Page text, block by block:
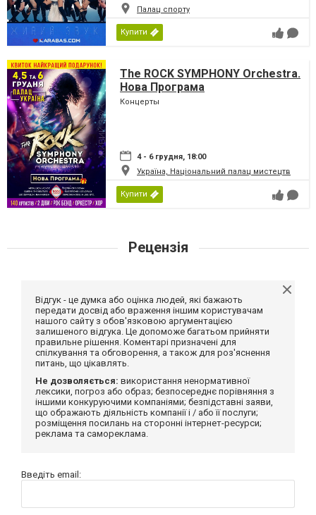
Палац спорту
Купити
The ROCK SYMPHONY Orchestra.
Нова Програма
Концерты
4 - 6 грудня, 18:00
Україна, Національний палац мистецтв
Купити
Рецензія
Відгук - це думка або оцінка людей, які бажають
передати досвід або враження іншим користувачам
нашого сайту з обов'язковою аргументацією
залишеного відгука. Це допоможе багатьом прийняти
правильне рішення. Коментарі призначені для
спілкування та обговорення, а також для роз'яснення
питань, що цікавлять.
Не дозволяється: використання ненормативної
лексики, погроз або образ; безпосереднє порівняння з
іншими конкуруючими компаніями; безпідставні заяви,
що ображають діяльність компанії і / або її послуги;
розміщення посилань на сторонні інтернет-ресурси;
реклама та самореклама.
Введіть email: